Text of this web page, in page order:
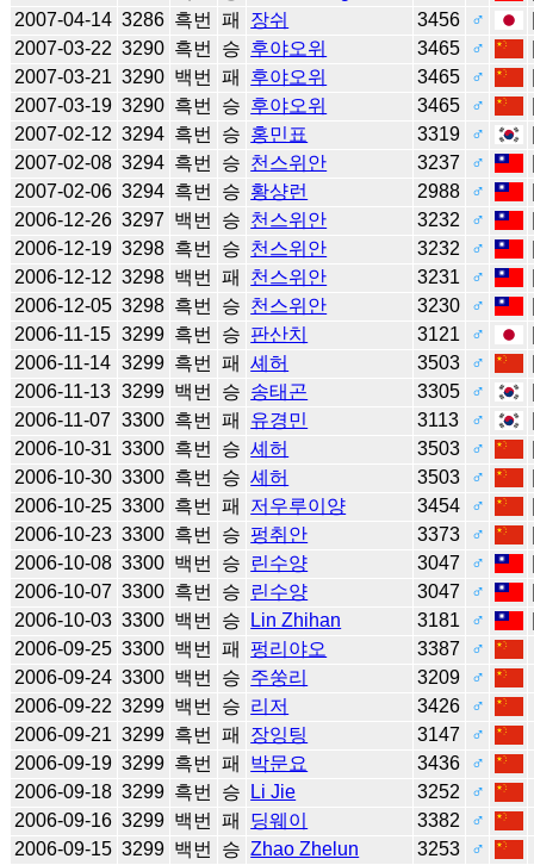
2007-04-14 3286 흑번 패 장쉬 3456 ♂
2007-03-22 3290 흑번 승 후야오위 3465 ♂
2007-03-21 3290 백번 패 후야오위 3465 ♂
2007-03-19 3290 흑번 승 후야오위 3465 ♂
2007-02-12 3294 흑번 승 홍민표 3319 ♂
2007-02-08 3294 흑번 승 천스위안 3237 ♂
2007-02-06 3294 흑번 승 황샹런 2988 ♂
2006-12-26 3297 백번 승 천스위안 3232 ♂
2006-12-19 3298 흑번 승 천스위안 3232 ♂
2006-12-12 3298 백번 패 천스위안 3231 ♂
2006-12-05 3298 흑번 승 천스위안 3230 ♂
2006-11-15 3299 흑번 승 판산치 3121 ♂
2006-11-14 3299 흑번 패 셰허 3503 ♂
2006-11-13 3299 백번 승 송태곤 3305 ♂
2006-11-07 3300 흑번 패 유경민 3113 ♂
2006-10-31 3300 흑번 승 셰허 3503 ♂
2006-10-30 3300 흑번 승 셰허 3503 ♂
2006-10-25 3300 흑번 패 저우루이양 3454 ♂
2006-10-23 3300 흑번 승 펑취안 3373 ♂
2006-10-08 3300 백번 승 린수양 3047 ♂
2006-10-07 3300 흑번 승 린수양 3047 ♂
2006-10-03 3300 백번 승 Lin Zhihan 3181 ♂
2006-09-25 3300 백번 패 펑리야오 3387
♂
2006-09-24 3300 백번 승 주쑹리 3209
♂
2006-09-22 3299 백번 승 리저 3426
♂
2006-09-21 3299 흑번 패 장잉팅 3147
♂
2006-09-19 3299 흑번 패 박문요 3436
♂
2006-09-18 3299 흑번 승 Li Jie 3252
♂
2006-09-16 3299 백번 패 딩웨이 3382
♂
2006-09-15 3299 백번 승 Zhao Zhelun 3253
♂